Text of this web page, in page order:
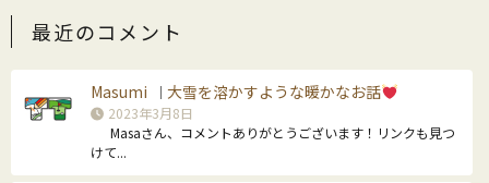
最近のコメント
Masumi ｜ 大雪を溶かすような暖かなお話
2023年3月8日
Masaさん、コメントありがとうございます！リンクも見つ
けて...